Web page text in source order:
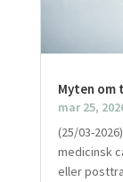
Myten om
mar 25,
(25/03-
medicinsk
eller